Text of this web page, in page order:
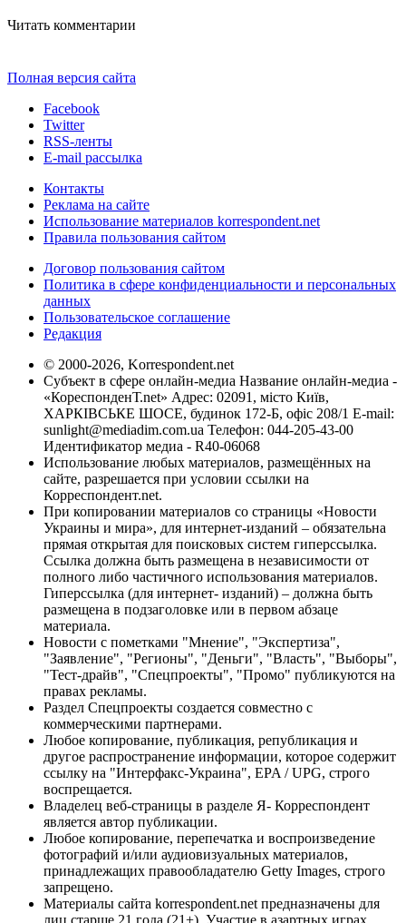
Читать комментарии
Полная версия сайта
Facebook
Twitter
RSS-ленты
E-mail рассылка
Контакты
Реклама на сайте
Использование материалов korrespondent.net
Правила пользования сайтом
Договор пользования сайтом
Политика в сфере конфиденциальности и персональных
данных
Пользовательское соглашение
Редакция
© 2000-2026, Korrespondent.net
Субъект в сфере онлайн-медиа Название онлайн-медиа -
«КореспонденТ.net» Адрес: 02091, місто Київ,
ХАРКІВСЬКЕ ШОСЕ, будинок 172-Б, офіс 208/1 E-mail:
sunlight@mediadim.com.ua Телефон: 044-205-43-00
Идентификатор медиа - R40-06068
Использование любых материалов, размещённых на
сайте, разрешается при условии ссылки на
Корреспондент.net.
При копировании материалов со страницы «Новости
Украины и мира», для интернет-изданий – обязательна
прямая открытая для поисковых систем гиперссылка.
Ссылка должна быть размещена в независимости от
полного либо частичного использования материалов.
Гиперссылка (для интернет- изданий) – должна быть
размещена в подзаголовке или в первом абзаце
материала.
Новости с пометками "Мнение", "Экспертиза",
"Заявление", "Регионы", "Деньги", "Власть", "Выборы",
"Тест-драйв", "Спецпроекты", "Промо" публикуются на
правах рекламы.
Раздел Спецпроекты создается совместно с
коммерческими партнерами.
Любое копирование, публикация, републикация и
другое распространение информации, которое содержит
ссылку на "Интерфакс-Украина", EPA / UPG, строго
воспрещается.
Владелец веб-страницы в разделе Я- Корреспондент
является автор публикации.
Любое копирование, перепечатка и воспроизведение
фотографий и/или аудиовизуальных материалов,
принадлежащих правообладателю Getty Images, строго
запрещено.
Материалы сайта korrespondent.net предназначены для
лиц старше 21 года (21+). Участие в азартных играх